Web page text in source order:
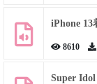
iPhone 13
8610
Super Idol